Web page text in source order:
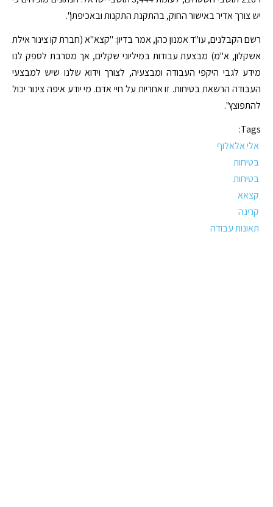
יש צורך אדיר באישור החוק, בהתקנת התקנות ובאכיפתן".
רשם הקבלנים, עו"ד אמנון כהן, אמר בדיון: "קצא"א (חברת קו צינור אילת
אשקלון, א"מ) מבצעת עבודות במיליוני שקלים, אך מסרבת לספק לנו
מידע לגבי היקפי העבודה ומבצעיה, לצורך וידוא שלנו שיש למבצעי
העבודה הרשאת בטיחות. זו אחריות על חיי אדם. מי יודע איפה צינור יכול
להתפוצץ".
Tags:
אלי אלאלוף
בטיחות
בטיחות
קצאא
קרינה
תאונות עבודה